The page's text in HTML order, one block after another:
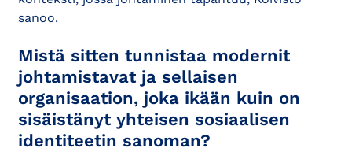
sanoo.
Mistä sitten tunnistaa modernit
johtamistavat ja sellaisen
organisaation, joka ikään kuin on
sisäistänyt yhteisen sosiaalisen
identiteetin sanoman?